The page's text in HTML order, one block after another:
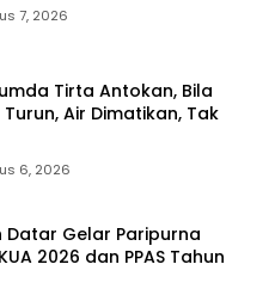
7, 2026
Tirta Antokan, Bila
Air Dimatikan, Tak
6, 2026
Datar Gelar Paripurna
2026 dan PPAS Tahun